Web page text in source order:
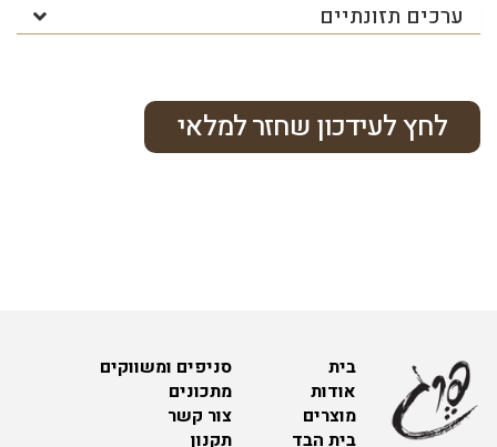
ערכים תזונתיים
לחץ לעידכון שחזר למלאי
סניפים ומשווקים
מתכונים
צור קשר
תקנון
בית
אודות
מוצרים
בית הבד